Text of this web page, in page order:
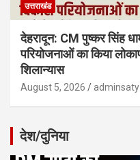
उत्तराखंड
देहरादून: CM पुष्कर सिंह
परियोजनाओं का किया
शिलान्यास
August 5, 2026
देश/दुनिया